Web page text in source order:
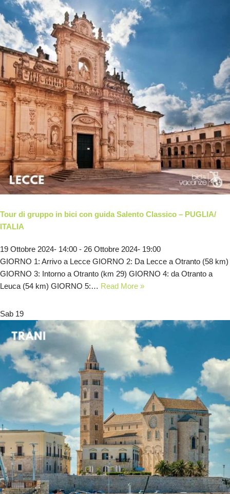
Tour di gruppo in bici con guida Salento Classico – PUGLIA/
ITALIA
19 Ottobre 2024- 14:00 - 26 Ottobre 2024- 19:00
GIORNO 1: Arrivo a Lecce GIORNO 2: Da Lecce a Otranto (58 km)
GIORNO 3: Intorno a Otranto (km 29) GIORNO 4: da Otranto a
Leuca (54 km) GIORNO 5:… Read More »
Sab 19